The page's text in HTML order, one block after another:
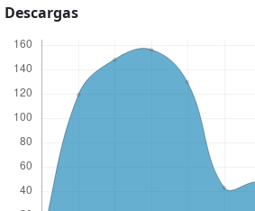
Descargas